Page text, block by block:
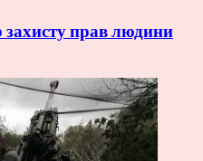
прав людини